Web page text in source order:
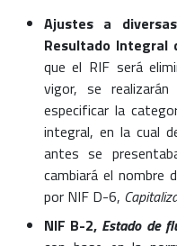
Ajustes a
Resultado Integral
que el RIF será
vigor, se
especificar la
integral, en la cual
antes se
cambiará el nombre
por NIF D-6,
NIF B-2, Estado de